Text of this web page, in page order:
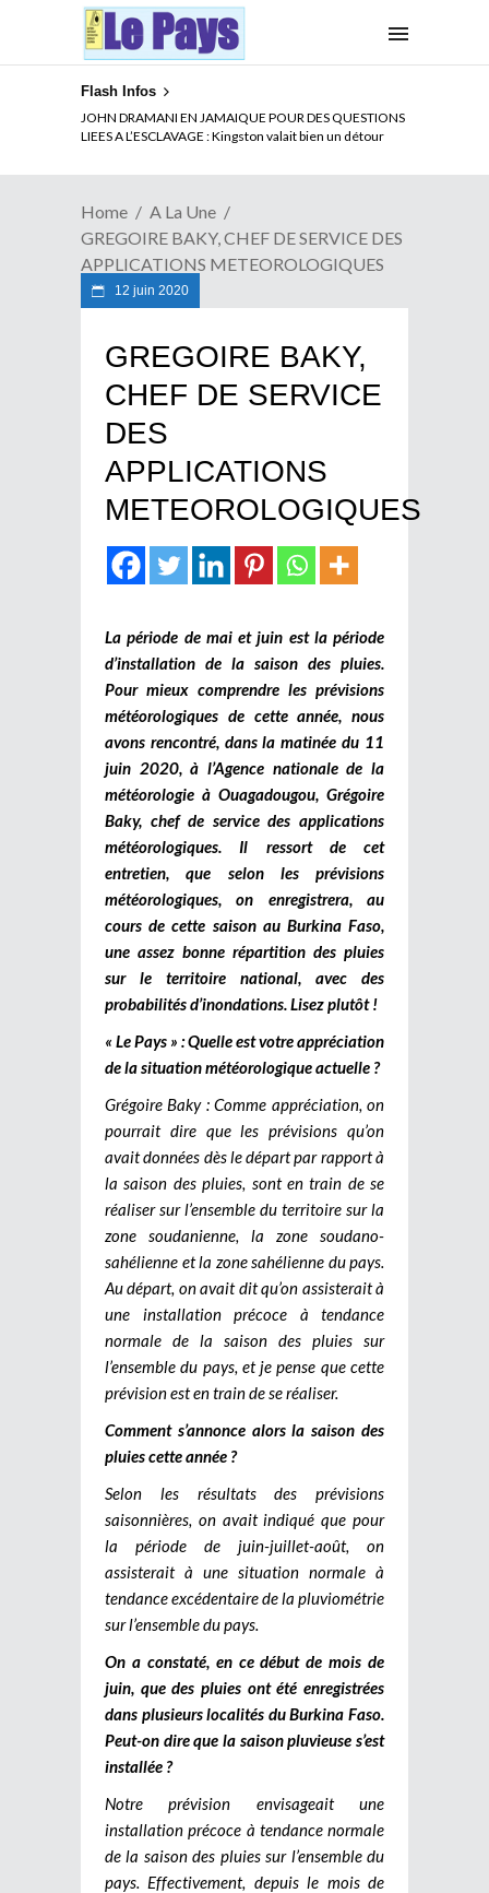
Flash Infos
ELECTION DE TALON A LA TETE DU SENAT BENINOIS :
Quand Patrice quitte le pouvoir sans partir !
Home
A La Une
GREGOIRE BAKY, CHEF DE SERVICE DES
APPLICATIONS METEOROLOGIQUES
12 juin 2020
GREGOIRE BAKY,
CHEF DE SERVICE
DES
APPLICATIONS
METEOROLOGIQUES
La période de mai et juin est la période
d’installation de la saison des pluies.
Pour mieux comprendre les prévisions
météorologiques de cette année, nous
avons rencontré, dans la matinée du 11
juin 2020, à l’Agence nationale de la
météorologie à Ouagadougou, Grégoire
Baky, chef de service des applications
météorologiques. Il ressort de cet
entretien, que selon les prévisions
météorologiques, on enregistrera, au
cours de cette saison au Burkina Faso,
une assez bonne répartition des pluies
sur le territoire national, avec des
probabilités d’inondations. Lisez plutôt !
« Le Pays » : Quelle est votre appréciation
de la situation météorologique actuelle ?
Grégoire Baky : Comme appréciation, on
pourrait dire que les prévisions qu’on
avait données dès le départ par rapport à
la saison des pluies, sont en train de se
réaliser sur l’ensemble du territoire sur la
zone soudanienne, la zone soudano-
sahélienne et la zone sahélienne du pays.
Au départ, on avait dit qu’on assisterait à
une installation précoce à tendance
normale de la saison des pluies sur
l’ensemble du pays, et je pense que cette
prévision est en train de se réaliser.
Comment s’annonce alors la saison des
pluies cette année ?
Selon les résultats des prévisions
saisonnières, on avait indiqué que pour
la période de juin-juillet-août, on
assisterait à une situation normale à
tendance excédentaire de la pluviométrie
sur l’ensemble du pays.
On a constaté, en ce début de mois de
juin, que des pluies ont été enregistrées
dans plusieurs localités du Burkina Faso.
Peut-on dire que la saison pluvieuse s’est
installée ?
Notre prévision envisageait une
installation précoce à tendance normale
de la saison des pluies sur l’ensemble du
pays. Effectivement, depuis le mois de